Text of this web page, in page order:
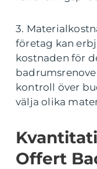
3.
företag kan
kostnaden för
kontroll över
välja olika
Offert